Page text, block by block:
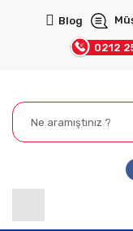
Blog
0212